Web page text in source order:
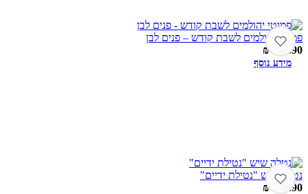
פמוטי יהולמים לשבת קודש – פנים לבן
249.90
₪
מידע נוסף
נטלה שיש "נטילת ידיים"
139.90
₪